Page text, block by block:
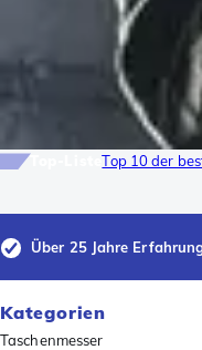
Top-ListeTop 10 der
Über 25 Jahre
Kategorien
Taschenmesser